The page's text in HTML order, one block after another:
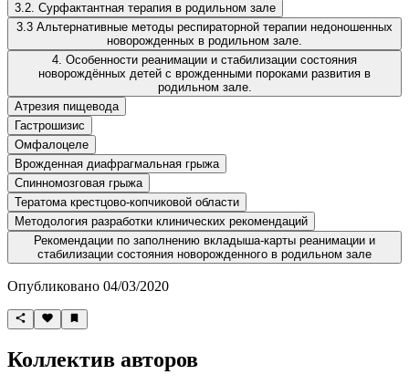
3.2. Сурфактантная терапия в родильном зале
3.3 Альтернативные методы респираторной терапии недоношенных
новорожденных в родильном зале.
4. Особенности реанимации и стабилизации состояния
новорождённых детей с врожденными пороками развития в
родильном зале.
Атрезия пищевода
Гастрошизис
Омфалоцеле
Врожденная диафрагмальная грыжа
Спинномозговая грыжа
Тератома крестцово-копчиковой области
Методология разработки клинических рекомендаций
Рекомендации по заполнению вкладыша-карты реанимации и
стабилизации состояния новорожденного в родильном зале
Опубликовано 04/03/2020
Коллектив авторов